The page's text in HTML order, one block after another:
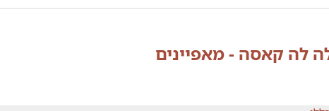
לה קאסה - מאפיינים